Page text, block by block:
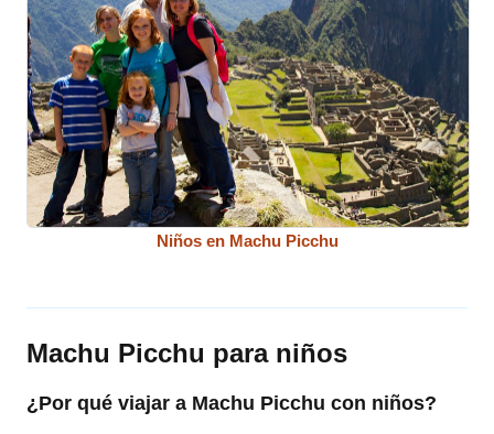
Niños en Machu Picchu
Machu Picchu para niños
¿Por qué viajar a Machu Picchu con niños?